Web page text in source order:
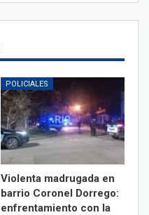
POLICIALES
Violenta madrugada en
barrio Coronel Dorrego:
enfrentamiento con la